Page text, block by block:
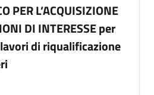
PER L’ACQUISIZIONE
DI INTERESSE per
di riqualificazione